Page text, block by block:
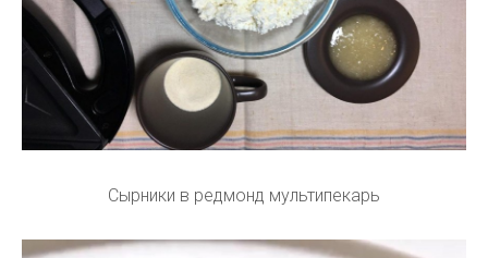
Сырники в редмонд мультипекарь